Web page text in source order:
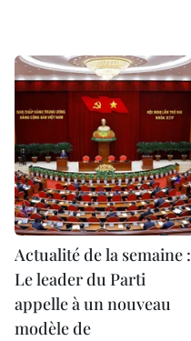
Actualité de la semaine :
Le leader du Parti
appelle à un nouveau
modèle de